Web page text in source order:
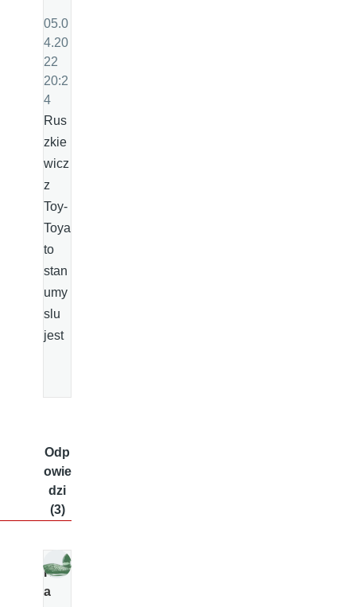
05.0
4.20
22
20:2
4
Rus
zkie
wicz
z
Toy-
Toya
to
stan
umy
slu
jest
Odp
owie
dzi
(3)
K
a